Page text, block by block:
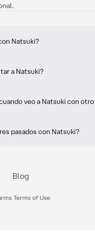
Natsuki?
a Natsuki?
veo a Natsuki con
pasados con Natsuki?
Blog
Terms of Use